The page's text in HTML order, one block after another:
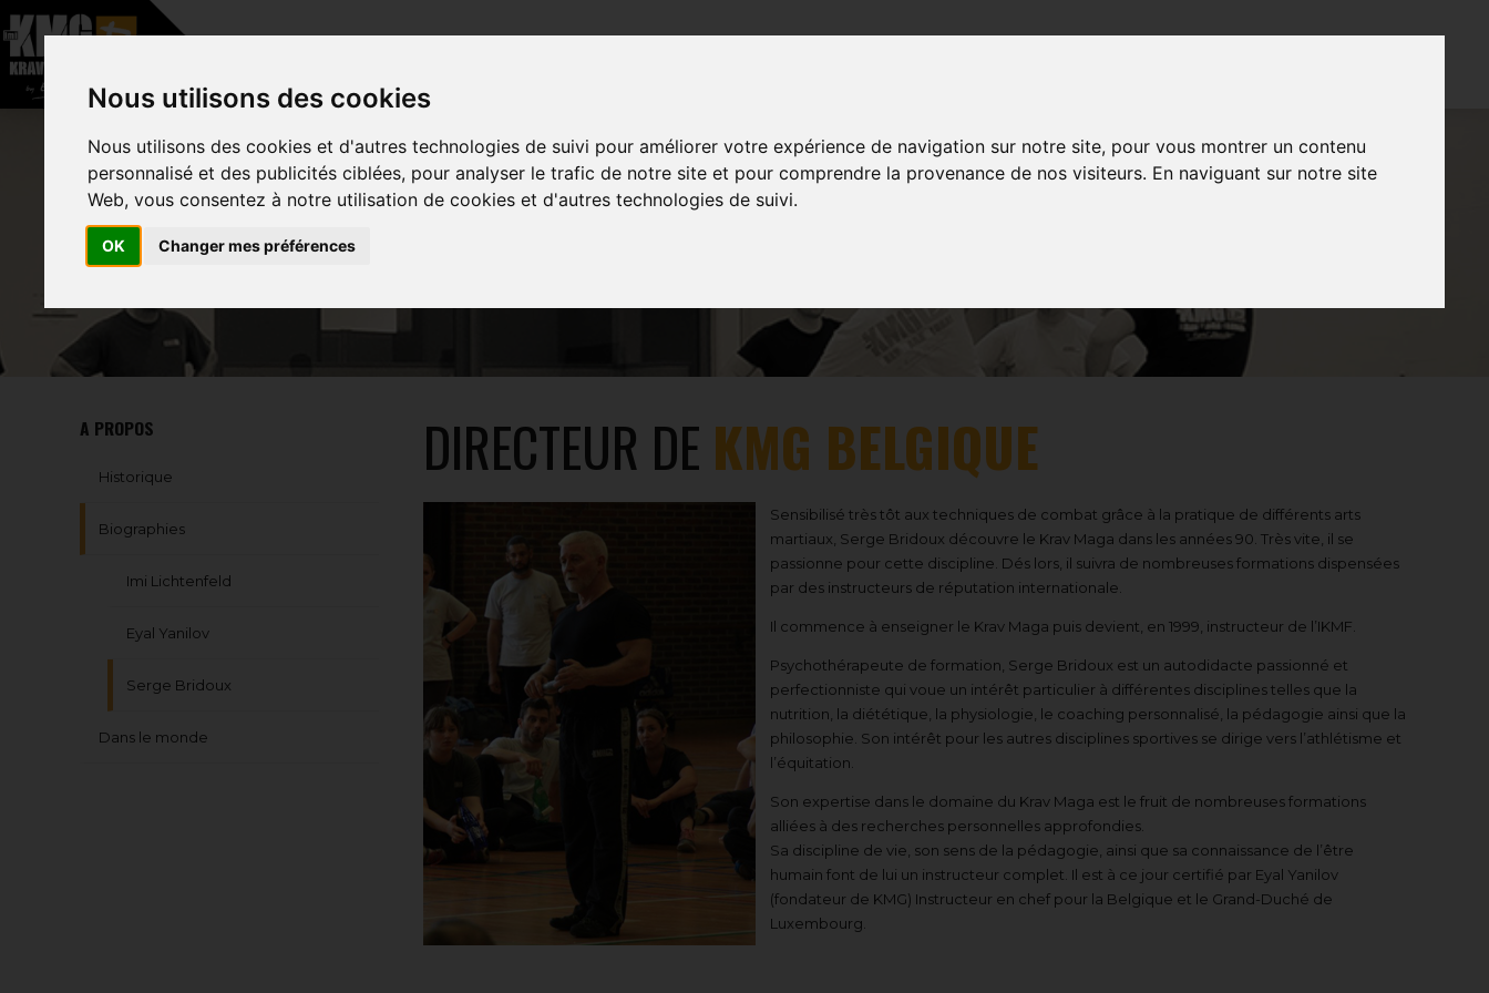
Nous utilisons des cookies
Nous utilisons des cookies et d'autres technologies de suivi pour améliorer votre expérience de navigation sur notre site, pour vous montrer un contenu
personnalisé et des publicités ciblées, pour analyser le trafic de notre site et pour comprendre la provenance de nos visiteurs. En naviguant sur notre site
Web, vous consentez à notre utilisation de cookies et d'autres technologies de suivi.
OK Changer mes préférences
HOME A PROPOS
A PROPOS
Historique
Biographies
Imi Lichtenfeld
Eyal Yanilov
Serge Bridoux
Dans le monde
DIRECTEUR DE KMG BELGIQUE
Sensibilisé très tôt aux techniques de combat grâce à la pratique de différents arts
martiaux, Serge Bridoux découvre le Krav Maga dans les années 90. Très vite, il se
passionne pour cette discipline. Dés lors, il suivra de nombreuses formations dispensées
par des instructeurs de réputation internationale.
Il commence à enseigner le Krav Maga puis devient, en 1999, instructeur de l’IKMF.
Psychothérapeute de formation, Serge Bridoux est un autodidacte passionné et
perfectionniste qui voue un intérêt particulier à différentes disciplines telles que la
nutrition, la diététique, la physiologie, le coaching personnalisé, la pédagogie ainsi que la
philosophie. Son intérêt pour les autres disciplines sportives se dirige vers l’athlétisme et
l’équitation.
Son expertise dans le domaine du Krav Maga est le fruit de nombreuses formations
alliées à des recherches personnelles approfondies.
Sa discipline de vie, son sens de la pédagogie, ainsi que sa connaissance de l’être
humain font de lui un instructeur complet. Il est à ce jour certifié par Eyal Yanilov
(fondateur de KMG) Instructeur en chef pour la Belgique et le Grand-Duché de
Luxembourg.